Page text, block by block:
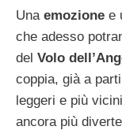
Una emozione e
che adesso
del Volo
coppia, già a
leggeri e più
ancora più